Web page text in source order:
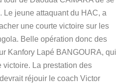
Le jeune attaquant du HAC, a
une courte victoire sur les
Belle opération donc des
Kanfory Lapé BANGOURA, qui
La prestation des
réjouir le coach Victor